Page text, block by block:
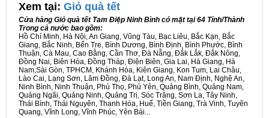
Xem tại: Giỏ quà tết
Cửa hàng Giỏ quà tết Tam Điệp Ninh Bình có mặt tại 64 Tỉnh/Thành
Trong cả nước bao gồm:
Hồ Chí Minh, Hà Nội, An Giang, Vũng Tàu, Bạc Liêu, Bắc Kạn, Bắc
Giang, Bắc Ninh, Bến Tre, Bình Dương, Bình Định, Bình Phước, Bình
Thuận, Cà Mau, Cao Bằng, Cần Thơ, Đà Nẵng, Đắk Lắk, Đắk Nông,
Đồng Nai, Biên Hòa, Đồng Tháp, Điện Biên, Gia Lai, Hà Giang, Hà
Nam,Sài Gòn, TPHCM, Khánh Hòa, Kiên Giang, Kon Tum, Lai Châu,
Lào Cai, Lạng Sơn, Lâm Đồng, Đà Lạt, Long An, Nam Định, Nghệ An,
Ninh Bình, Ninh Thuận, Phú Thọ, Phú Yên, Quảng Bình, Quảng Nam,
Quảng Ngãi, Quảng Ninh, Quảng Trị, Sóc Trăng, Sơn La, Tây Ninh,
Thái Bình, Thái Nguyên, Thanh Hóa, Huế, Tiền Giang, Trà Vinh, Tuyên
Quang, Vĩnh Long, Vĩnh Phúc, Yên Bái...